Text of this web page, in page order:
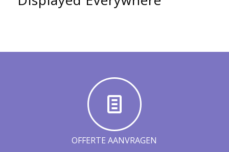
OFFERTE AANVRAGEN